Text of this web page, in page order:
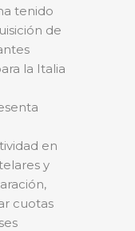
tenido
de
la Italia
en
y
cuotas